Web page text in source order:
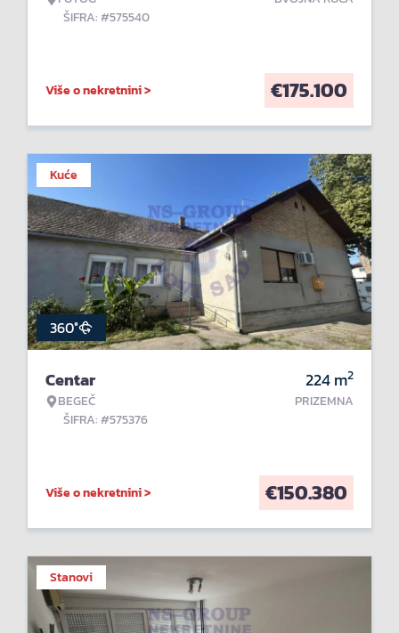
ŠIFRA: #575540
Više o nekretnini > €175.100
Kuće
360°
Centar
BEGEČ
ŠIFRA: #575376
224m2
PRIZEMNA
Više o nekretnini > €150.380
Stanovi